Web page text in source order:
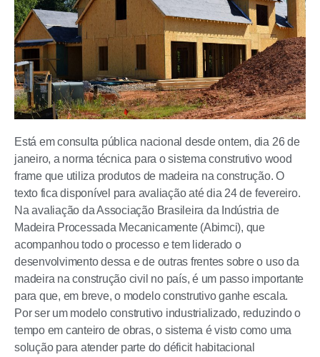
Está em consulta pública nacional desde ontem, dia 26 de
janeiro, a norma técnica para o sistema construtivo wood
frame que utiliza produtos de madeira na construção. O
texto fica disponível para avaliação até dia 24 de fevereiro.
Na avaliação da Associação Brasileira da Indústria de
Madeira Processada Mecanicamente (Abimci), que
acompanhou todo o processo e tem liderado o
desenvolvimento dessa e de outras frentes sobre o uso da
madeira na construção civil no país, é um passo importante
para que, em breve, o modelo construtivo ganhe escala.
Por ser um modelo construtivo industrializado, reduzindo o
tempo em canteiro de obras, o sistema é visto como uma
solução para atender parte do déficit habitacional